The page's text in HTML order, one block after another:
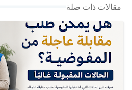
مقالات ذات صلة